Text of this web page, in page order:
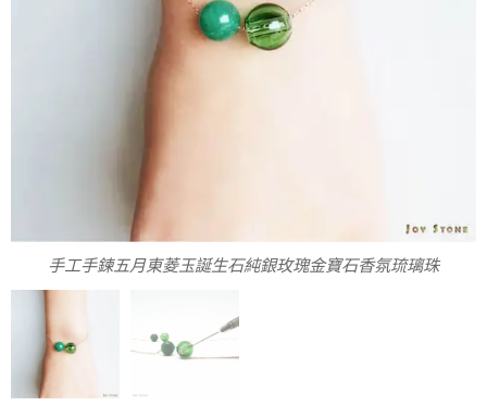
手工手鍊五月東菱玉誕生石純銀玫瑰金寶石香氛琉璃珠
手工香氛手鍊五月東菱玉誕生石 附精油滴管